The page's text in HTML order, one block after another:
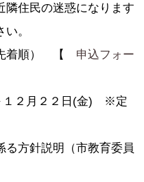
隣住民の迷惑になります
。
着順） 【 申込フォー
１２月２２日(金) ※定
方針説明（市教育委員